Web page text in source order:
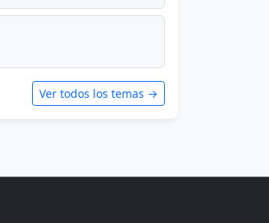
Ver todos los temas →